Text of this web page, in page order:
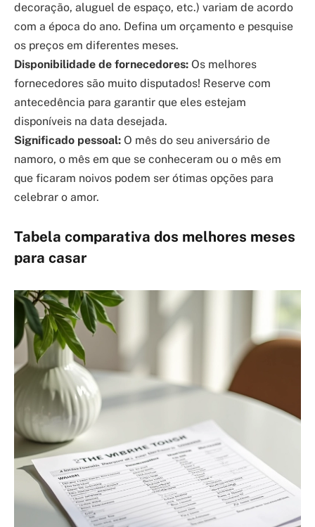
decoração, aluguel de espaço, etc.) variam de acordo
com a época do ano. Defina um orçamento e pesquise
os preços em diferentes meses.
Disponibilidade de fornecedores: Os melhores
fornecedores são muito disputados! Reserve com
antecedência para garantir que eles estejam
disponíveis na data desejada.
Significado pessoal: O mês do seu aniversário de
namoro, o mês em que se conheceram ou o mês em
que ficaram noivos podem ser ótimas opções para
celebrar o amor.
Tabela comparativa dos melhores meses
para casar